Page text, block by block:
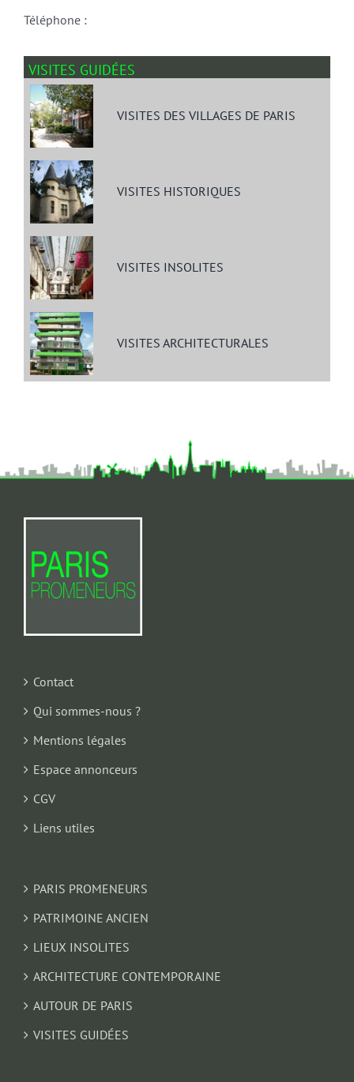
Téléphone :
VISITES GUIDÉES
VISITES DES VILLAGES DE PARIS
VISITES HISTORIQUES
VISITES INSOLITES
VISITES ARCHITECTURALES
Contact
Qui sommes-nous ?
Mentions légales
Espace annonceurs
CGV
Liens utiles
PARIS PROMENEURS
PATRIMOINE ANCIEN
LIEUX INSOLITES
ARCHITECTURE CONTEMPORAINE
AUTOUR DE PARIS
VISITES GUIDÉES